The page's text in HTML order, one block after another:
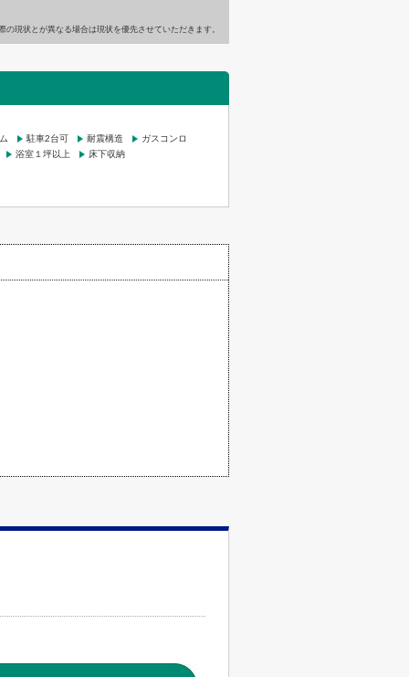
の現状とが異なる場合は現状を優先させていただきます。
駐車2台可 耐震構造
ガスコンロ
浴室１坪以上
床下収納